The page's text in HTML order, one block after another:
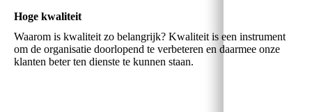
Hoge kwaliteit
Waarom is kwaliteit zo belangrijk? Kwaliteit is een instrument
om de organisatie doorlopend te verbeteren en daarmee onze
klanten beter ten dienste te kunnen staan.